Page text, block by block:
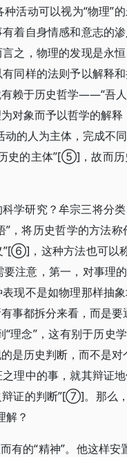
活动可以视为“物理”
着自身情感和意志的
之，物理的发现是永
同样的法则予以解释
赖于历史哲学——“吾
对象而予以哲学的解
的人为主体，完成不
史的主体”[⑤]，故而
学研究？牟宗三将分
，将历史哲学的方法
，这种方法也可以
注意，第一，对事理
现不是如物理那样抽
事都拆分来看，而是
理念”，这有别于历史
是历史判断，而不是
理中的事，就其辩证
证的判断”[⑦]。那么
解？
有的“精神”。他这样